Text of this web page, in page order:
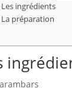
Les ingrédients
La préparation